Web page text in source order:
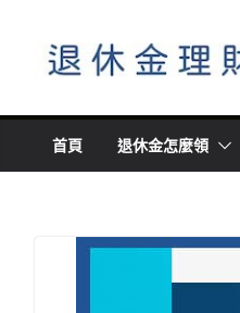
content
首頁 退休金怎麼領